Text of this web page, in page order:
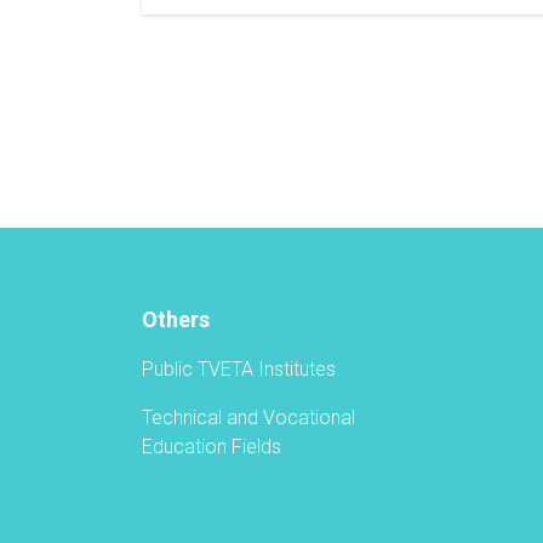
Technical
Graduation
Others
Public TVETA Institutes
Technical and Vocational
Education Fields